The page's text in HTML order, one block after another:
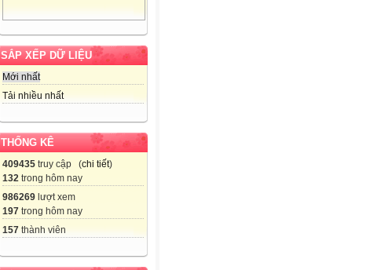
SẮP XẾP DỮ LIỆU
Mới nhất
Tải nhiều nhất
THỐNG KÊ
409435 truy cập (chi tiết)
132 trong hôm nay
986269 lượt xem
197 trong hôm nay
157 thành viên